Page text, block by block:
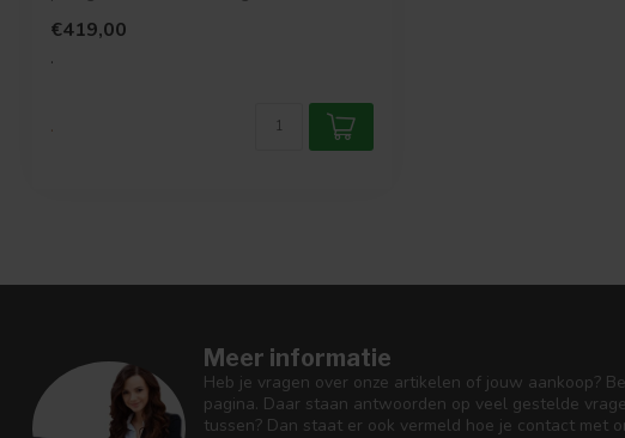
€419,00
.
.
Meer informatie
Heb je vragen over onze artikelen of jouw aankoop?
pagina. Daar staan antwoorden op veel gestelde
tussen? Dan staat er ook vermeld hoe je contact met